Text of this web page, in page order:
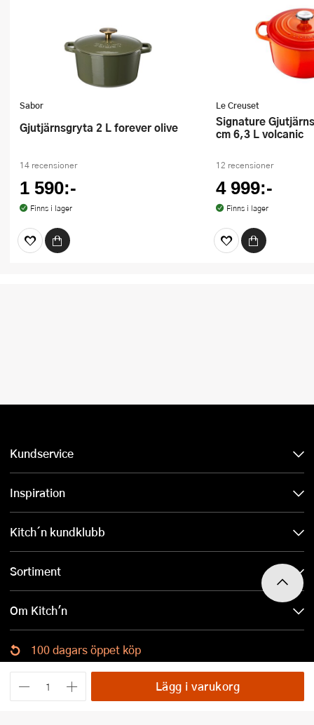
Lägg i varukorg
Sabor
Gjutjärnsgryta 2 L forever olive
14 recensioner
1 590:-
Finns i lager
Le Creuset
Signature Gjutjärnsgryta rund 26
cm 6,3 L volcanic
12 recensioner
4 999:-
Finns i lager
Kundservice
Inspiration
Kitch´n kundklubb
Sortiment
Om Kitch'n
100 dagars öppet köp
Ladda ned Kitch´n-appen